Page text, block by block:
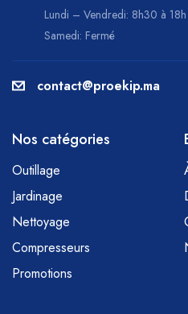
Lundi – Vendredi: 8h30 à 18h
Samedi: Fermé
contact@proekip.ma
Nos catégories
Outillage
Jardinage
Nettoyage
Compresseurs
Promotions